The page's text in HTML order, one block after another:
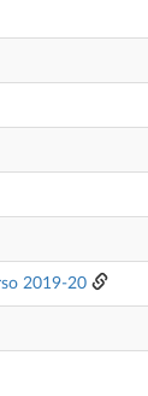
2019-20